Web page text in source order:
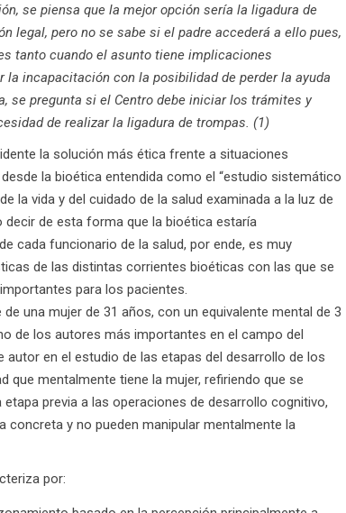
se piensa que la mejor opción sería la ligadura de
legal, pero no se sabe si el padre accederá a ello pues,
tanto cuando el asunto tiene implicaciones
incapacitación con la posibilidad de perder la ayuda
se pregunta si el Centro debe iniciar los trámites y
de realizar la ligadura de trompas. (1)
la solución más ética frente a situaciones
la bioética entendida como el “estudio sistemático
la vida y del cuidado de la salud examinada a la luz de
decir de esta forma que la bioética estaría
cada funcionario de la salud, por ende, es muy
de las distintas corrientes bioéticas con las que se
para los pacientes.
una mujer de 31 años, con un equivalente mental de 3
de los autores más importantes en el campo del
en el estudio de las etapas del desarrollo de los
que mentalmente tiene la mujer, refiriendo que se
previa a las operaciones de desarrollo cognitivo,
concreta y no pueden manipular mentalmente la
por: